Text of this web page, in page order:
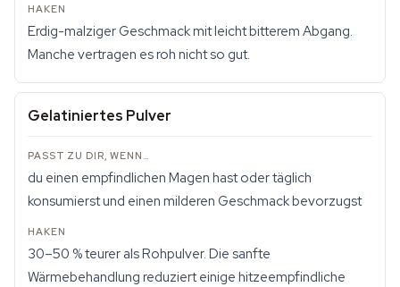
Erdig-malziger Geschmack mit leicht bitterem Abgang.
Manche vertragen es roh nicht so gut.
Gelatiniertes Pulver
du einen empfindlichen Magen hast oder täglich
konsumierst und einen milderen Geschmack bevorzugst
30–50 % teurer als Rohpulver. Die sanfte
Wärmebehandlung reduziert einige hitzeempfindliche